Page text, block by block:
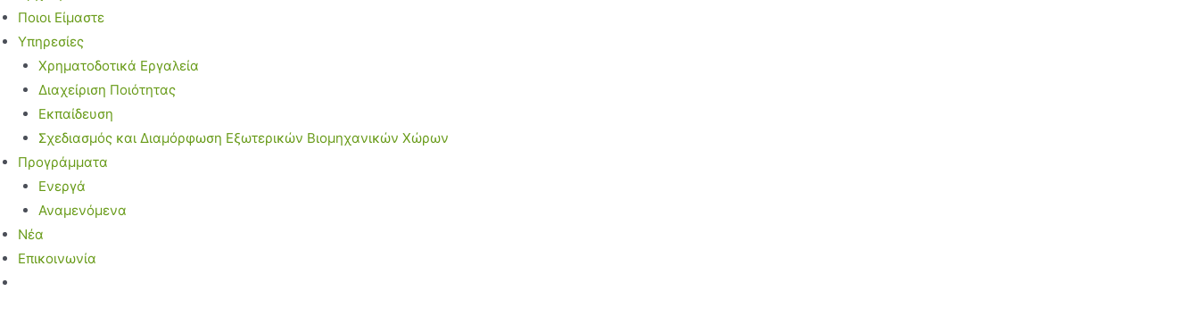
Ποιοι Είμαστε
Υπηρεσίες
Χρηματοδοτικά Εργαλεία
Διαχείριση Ποιότητας
Εκπαίδευση
Σχεδιασμός και Διαμόρφωση Εξωτερικών Βιομηχανικών Χώρων
Προγράμματα
Ενεργά
Αναμενόμενα
Νέα
Επικοινωνία